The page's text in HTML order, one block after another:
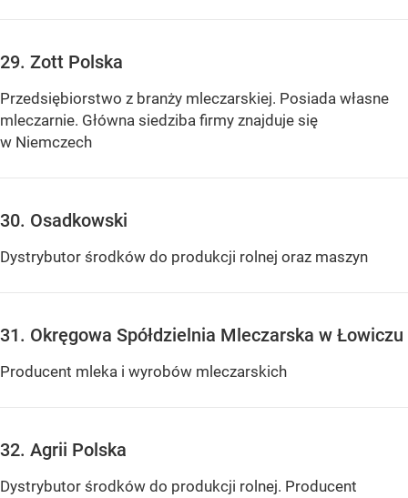
29. Zott Polska
Przedsiębiorstwo z branży mleczarskiej. Posiada własne
mleczarnie. Główna siedziba firmy znajduje się
w Niemczech
30. Osadkowski
Dystrybutor środków do produkcji rolnej oraz maszyn
31. Okręgowa Spółdzielnia Mleczarska w Łowiczu
Producent mleka i wyrobów mleczarskich
32. Agrii Polska
Dystrybutor środków do produkcji rolnej. Producent